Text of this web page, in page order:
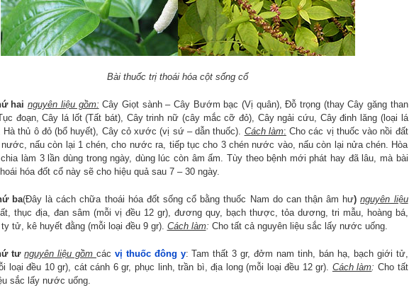
Bài thuốc trị thoái hóa cột sống cổ
hainguyên liệu gồm: Cây Giọt sành – Cây Bướm bạc (Vị quân), Đỗ trọng (thay Cây găng than
đoạn, Cây lá lốt (Tất bát), Cây trinh nữ (cây mắc cỡ đỏ), Cây ngải cứu, Cây đinh lăng (loại lá
Hà thủ ô đỏ (bổ huyết), Cây cỏ xước (vị sứ – dẫn thuốc). Cách làm: Cho các vị thuốc vào nồi đất
nấu còn lại 1 chén, cho nước ra, tiếp tục cho 3 chén nước vào, nấu còn lại nửa chén. Hòa
làm 3 lần dùng trong ngày, dùng lúc còn âm ấm. Tùy theo bệnh mới phát hay đã lâu, mà bài
hóa đốt cổ này sẽ cho hiệu quả sau 7 – 30 ngày.
ba(Đây là cách chữa thoái hóa đốt sống cổ bằng thuốc Nam do can thận âm hư)nguyên liệu
thục địa, đan sâm (mỗi vị đều 12 gr), đương quy, bạch thược, tỏa dương, tri mẫu, hoàng bá,
tử, kê huyết đằng (mỗi loại đều 9 gr). Cách làm: Cho tất cả nguyên liệu sắc lấy nước uống.
tưnguyên liệu gồm các vị thuốc đông y: Tam thất 3 gr, đởm nam tinh, bán hạ, bạch giới tử,
loại đều 10 gr), cát cánh 6 gr, phục linh, trần bì, địa long (mỗi loại đều 12 gr). Cách làm: Cho tất
sắc lấy nước uống.